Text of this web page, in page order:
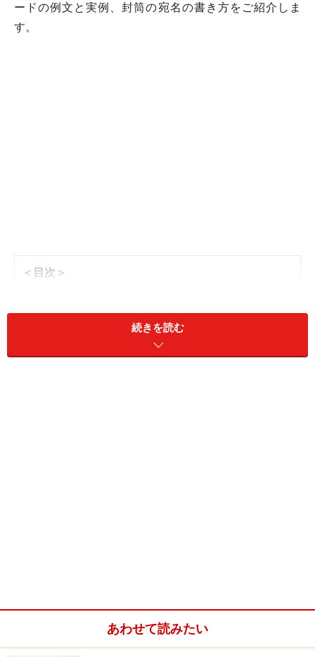
ードの例文と実例、封筒の宛名の書き方をご紹介しま
す。
＜目次＞
クリスチャン向けのクリスマスカードの書き方・例文
【クリスマスカードを海外へ送る場合】封筒の宛名の書
続きを読む
あわせて読みたい